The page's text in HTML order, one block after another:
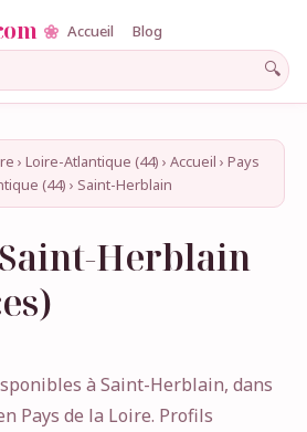
🔍
Accueil Blog
› Loire-Atlantique (44) › Accueil › Pays
(44) › Saint-Herblain
Herblain
à Saint-Herblain, dans
Pays de la Loire. Profils